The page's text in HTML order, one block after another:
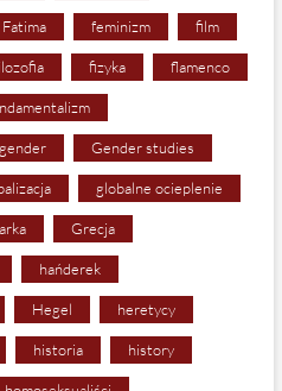
Fatima feminizm film
fizyka flamenco
gender Gender studies
globalne ocieplenie
Grecja
hańderek
Hegel heretycy
historia history